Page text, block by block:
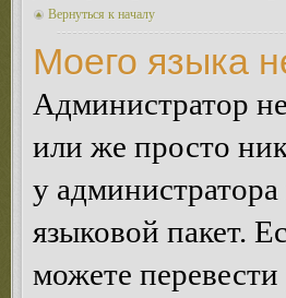
Вернуться к началу
Моего языка
Администратор
или же просто
у
языковой пакет.
можете